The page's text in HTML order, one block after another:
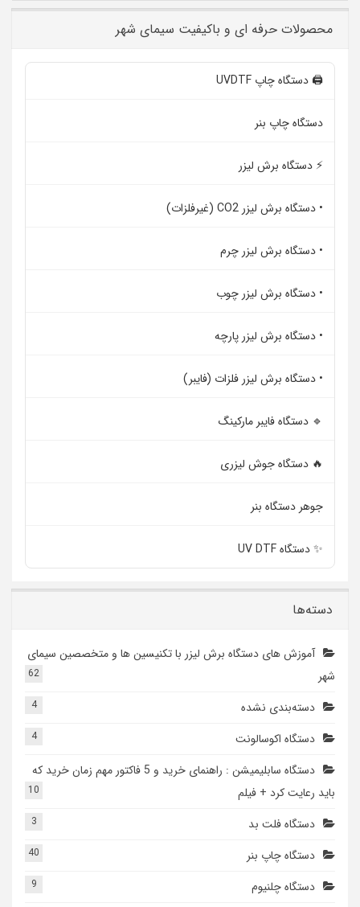
محصولات حرفه ای و باکیفیت سیمای شهر
🖨️ دستگاه چاپ UVDTF
دستگاه چاپ بنر
⚡ دستگاه برش لیزر
• دستگاه برش لیزر CO2 (غیرفلزات)
• دستگاه برش لیزر چرم
• دستگاه برش لیزر چوب
• دستگاه برش لیزر پارچه
• دستگاه برش لیزر فلزات (فایبر)
🔹 دستگاه فایبر مارکینگ
🔥 دستگاه جوش لیزری
جوهر دستگاه بنر
✨ دستگاه UV DTF
دسته‌ها
آموزش های دستگاه برش لیزر با تکنیسین ها و متخصصین سیمای
شهر
62
دسته‌بندی نشده 4
دستگاه اکوسالونت 4
دستگاه سابلیمیشن : راهنمای خرید و 5 فاکتور مهم زمان خرید که
باید رعایت کرد + فیلم
10
دستگاه فلت بد 3
دستگاه چاپ بنر 40
دستگاه چلنیوم 9